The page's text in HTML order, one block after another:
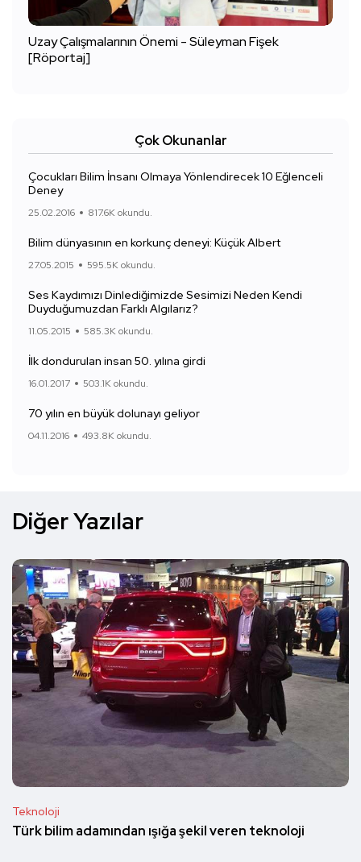
Uzay Çalışmalarının Önemi - Süleyman Fişek
[Röportaj]
Çok Okunanlar
Çocukları Bilim İnsanı Olmaya Yönlendirecek 10 Eğlenceli
Deney
25.02.2016 817.6K okundu.
Bilim dünyasının en korkunç deneyi: Küçük Albert
27.05.2015 595.5K okundu.
Ses Kaydımızı Dinlediğimizde Sesimizi Neden Kendi
Duyduğumuzdan Farklı Algılarız?
11.05.2015 585.3K okundu.
İlk dondurulan insan 50. yılına girdi
16.01.2017 503.1K okundu.
70 yılın en büyük dolunayı geliyor
04.11.2016 493.8K okundu.
Diğer Yazılar
Teknoloji
Türk bilim adamından ışığa şekil veren teknoloji